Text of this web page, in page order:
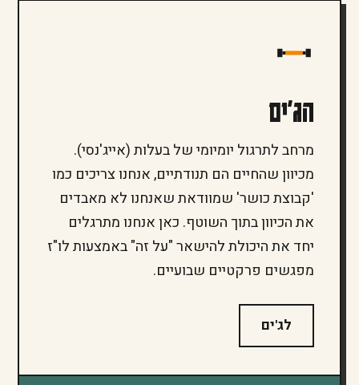
הג'ים
מרחב לתרגול יומיומי של בעלות (אייג'נסי).
מכיוון שהחיים הם תנודתיים, אנחנו צריכים כמו
'קבוצת כושר' שמוודאת שאנחנו לא מאבדים
את הכיוון בתוך השוטף. כאן אנחנו מתרגלים
יחד את היכולת להישאר "על זה" באמצעות לו"ז
מפגשים פרקטיים שבועיים.
לג'ים